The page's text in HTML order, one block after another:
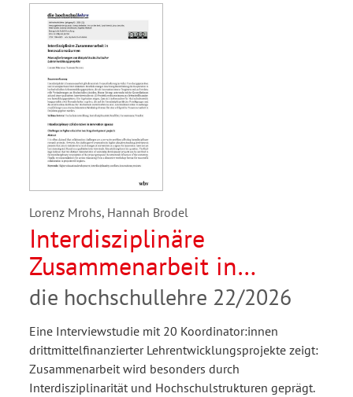
Lorenz Mrohs, Hannah Brodel
Interdisziplinäre
Zusammenarbeit in
Innovationsräumen.
Herausforderungen am
Beispiel hochschulischer
Lehrentwicklungsprojekte
die hochschullehre 22/2026
Eine Interviewstudie mit 20 Koordinator:innen
drittmittelfinanzierter Lehrentwicklungsprojekte zeigt:
Zusammenarbeit wird besonders durch
Interdisziplinarität und Hochschulstrukturen geprägt.